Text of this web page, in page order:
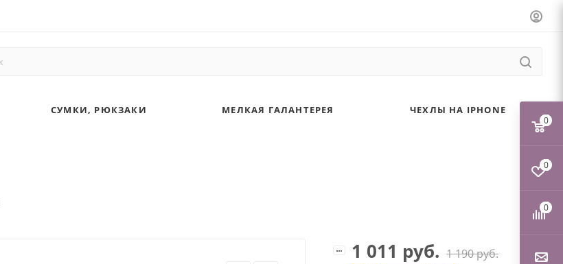
СУМКИ, РЮКЗАКИ МЕЛКАЯ ГАЛАНТЕРЕЯ ЧЕХЛЫ НА IPHONE
1 011 руб. 1 190руб.
0
0
0